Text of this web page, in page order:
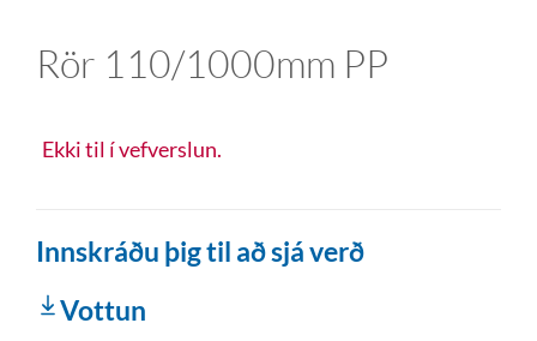
Rör 110/1000mm PP
Ekki til í vefverslun.
Innskráðu þig til að sjá verð
Vottun